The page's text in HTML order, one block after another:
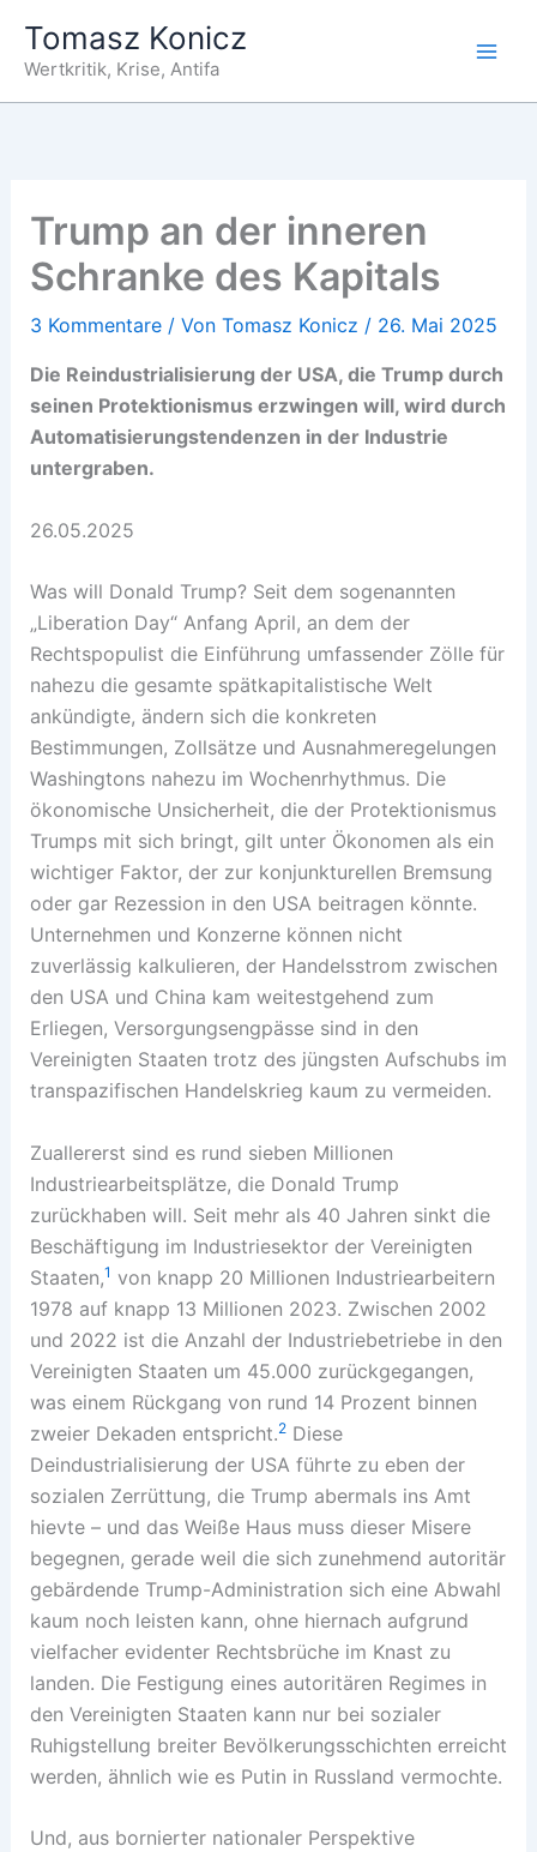
Inhalt
springen
Tomasz Konicz
Wertkritik, Krise, Antifa
Trump an der inneren
Schranke des Kapitals
3 Kommentare / Von Tomasz Konicz / 26. Mai 2025
Die Reindustrialisierung der USA, die Trump durch
seinen Protektionismus erzwingen will, wird durch
Automatisierungstendenzen in der Industrie
untergraben.
26.05.2025
Was will Donald Trump? Seit dem sogenannten
„Liberation Day“ Anfang April, an dem der
Rechtspopulist die Einführung umfassender Zölle für
nahezu die gesamte spätkapitalistische Welt
ankündigte, ändern sich die konkreten
Bestimmungen, Zollsätze und Ausnahmeregelungen
Washingtons nahezu im Wochenrhythmus. Die
ökonomische Unsicherheit, die der Protektionismus
Trumps mit sich bringt, gilt unter Ökonomen als ein
wichtiger Faktor, der zur konjunkturellen Bremsung
oder gar Rezession in den USA beitragen könnte.
Unternehmen und Konzerne können nicht
zuverlässig kalkulieren, der Handelsstrom zwischen
den USA und China kam weitestgehend zum
Erliegen, Versorgungsengpässe sind in den
Vereinigten Staaten trotz des jüngsten Aufschubs im
transpazifischen Handelskrieg kaum zu vermeiden.
Zuallererst sind es rund sieben Millionen
Industriearbeitsplätze, die Donald Trump
zurückhaben will. Seit mehr als 40 Jahren sinkt die
Beschäftigung im Industriesektor der Vereinigten
Staaten,1 von knapp 20 Millionen Industriearbeitern
1978 auf knapp 13 Millionen 2023. Zwischen 2002
und 2022 ist die Anzahl der Industriebetriebe in den
Vereinigten Staaten um 45.000 zurückgegangen,
was einem Rückgang von rund 14 Prozent binnen
zweier Dekaden entspricht.2Diese
Deindustrialisierung der USA führte zu eben der
sozialen Zerrüttung, die Trump abermals ins Amt
hievte – und das Weiße Haus muss dieser Misere
begegnen, gerade weil die sich zunehmend autoritär
gebärdende Trump-Administration sich eine Abwahl
kaum noch leisten kann, ohne hiernach aufgrund
vielfacher evidenter Rechtsbrüche im Knast zu
landen. Die Festigung eines autoritären Regimes in
den Vereinigten Staaten kann nur bei sozialer
Ruhigstellung breiter Bevölkerungsschichten erreicht
werden, ähnlich wie es Putin in Russland vermochte.
Und, aus bornierter nationaler Perspektive